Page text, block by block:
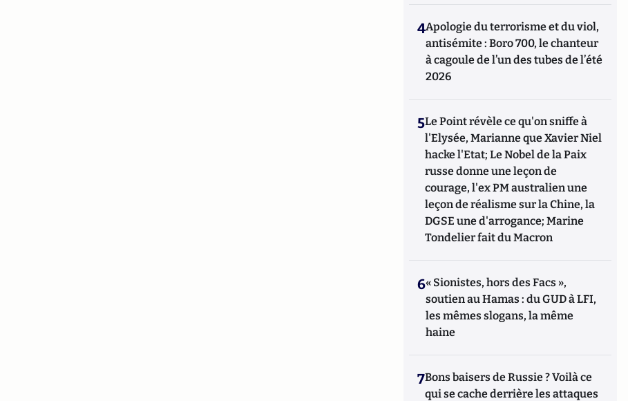
4Apologie du terrorisme et du viol,
antisémite : Boro 700, le chanteur
à cagoule de l’un des tubes de l’été
2026
5Le Point révèle ce qu'on sniffe à
l'Elysée, Marianne que Xavier Niel
hacke l'Etat; Le Nobel de la Paix
russe donne une leçon de
courage, l'ex PM australien une
leçon de réalisme sur la Chine, la
DGSE une d'arrogance; Marine
Tondelier fait du Macron
6« Sionistes, hors des Facs »,
soutien au Hamas : du GUD à LFI,
les mêmes slogans, la même
haine
7Bons baisers de Russie ? Voilà ce
qui se cache derrière les attaques